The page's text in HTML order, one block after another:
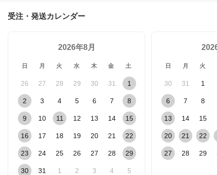
受注・発送カレンダー
2026年8月
日 月 火 水 木 金 土
26 27 28 29 30 31 1
2 3 4 5 6 7 8
9 10 11 12 13 14 15
16 17 18 19 20 21 22
23 24 25 26 27 28 29
30 31 1 2 3 4 5
日 月 火
30 31 1
6 7 8
13 14 15
20 21 22
27 28 29